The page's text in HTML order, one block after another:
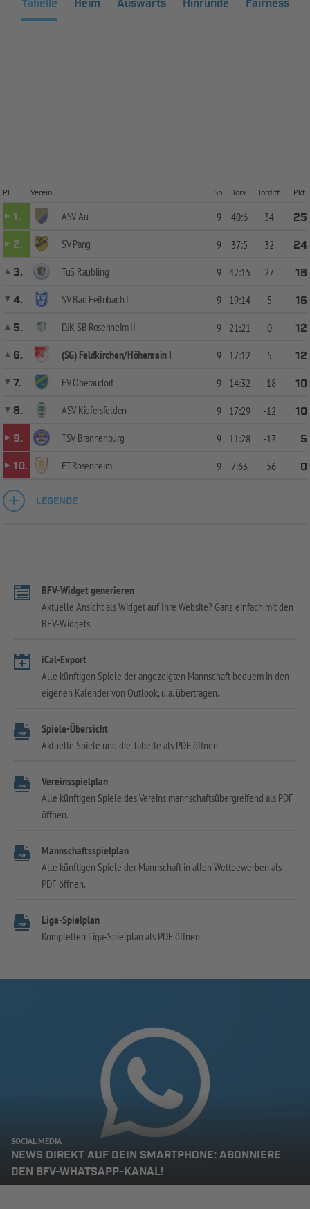
Tabelle Heim Auswärts Hinrunde Fairness
Pl. Verein Sp. Torv. Tordiff. Pkt.
1. ASV Au 9 40:6 34
25
2.
SV Pang 9 37:5 32
24
3.
TuS Raubling 9 42:15 27
18
4.
SV Bad Feilnbach I 9 19:14 5
16
5.
DJK SB Rosenheim II 9 21:21 0
12
6.
(SG) Feldkirchen/Höhenrain I 9 17:12 5
12
7.
FV Oberaudorf 9 14:32 -18
10
8.
ASV Kiefersfelden 9 17:29 -12
10
9.
TSV Brannenburg 9 11:28 -17
5
10.
FT Rosenheim 9 7:63 -56 0
LEGENDE
BFV-Widget generieren
Aktuelle Ansicht als Widget auf Ihre Website? Ganz einfach mit den
BFV-Widgets.
iCal-Export
Alle künftigen Spiele der angezeigten Mannschaft bequem in den
eigenen Kalender von Outlook, u.a. übertragen.
Spiele-Übersicht
Aktuelle Spiele und die Tabelle als PDF öffnen.
Vereinsspielplan
Alle künftigen Spiele des Vereins mannschaftsübergreifend als PDF
öffnen.
Mannschaftsspielplan
Alle künftigen Spiele der Mannschaft in allen Wettbewerben als
PDF öffnen.
Liga-Spielplan
Kompletten Liga-Spielplan als PDF öffnen.
SOCIAL MEDIA
NEWS DIREKT AUF DEIN SMARTPHONE: ABONNIERE
DEN BFV-WHATSAPP-KANAL!